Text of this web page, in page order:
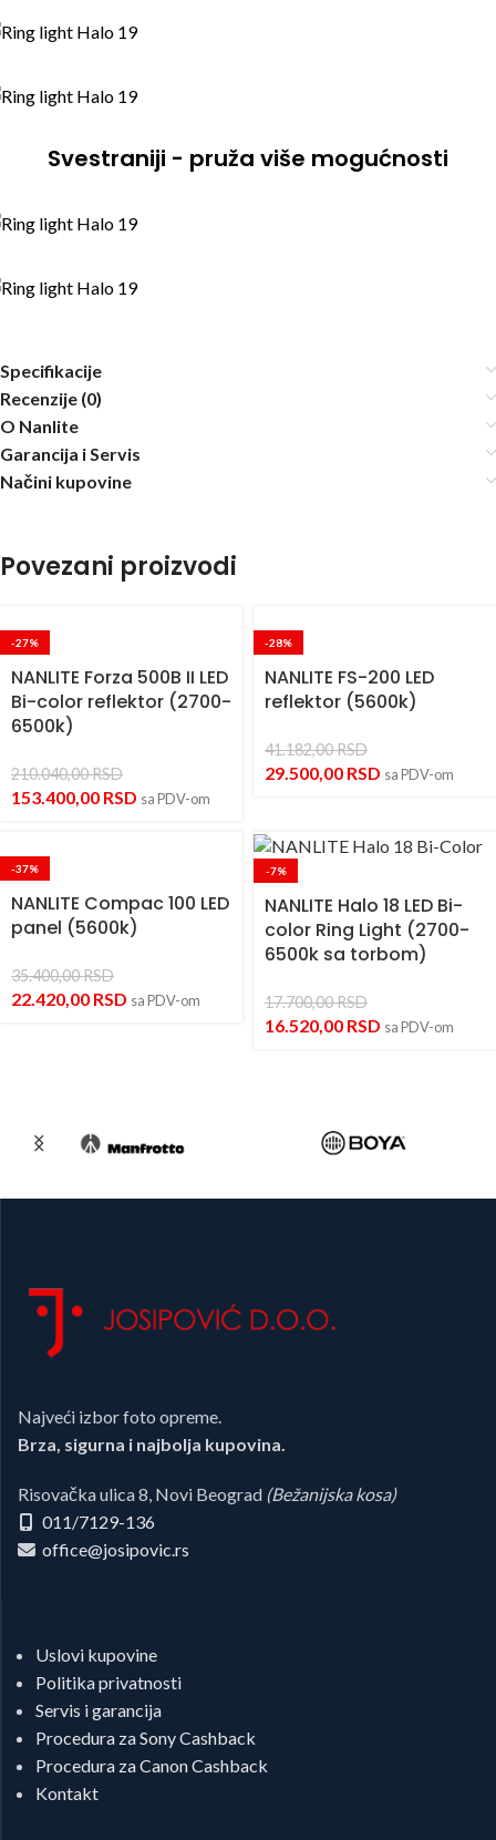
Svestraniji - pruža više mogućnosti
Specifikacije
Recenzije (0)
O Nanlite
Garancija i Servis
Načini kupovine
Povezani proizvodi
-27%
NANLITE Forza 500B II LED
Bi-color reflektor (2700-
6500k)
210.040,00RSD
153.400,00 RSD sa PDV-om
-28%
NANLITE FS-200 LED
reflektor (5600k)
41.182,00RSD
29.500,00 RSD sa PDV-om
-37%
NANLITE Compac 100 LED
panel (5600k)
35.400,00RSD
22.420,00 RSD sa PDV-om
-7%
NANLITE Halo 18 LED Bi-
color Ring Light (2700-
6500k sa torbom)
17.700,00RSD
16.520,00 RSD sa PDV-om
Najveći izbor foto opreme.
Brza, sigurna i najbolja kupovina.
Risovačka ulica 8, Novi Beograd (Bežanijska kosa)
011/7129-136
office@josipovic.rs
Uslovi kupovine
Politika privatnosti
Servis i garancija
Procedura za Sony Cashback
Procedura za Canon Cashback
Kontakt